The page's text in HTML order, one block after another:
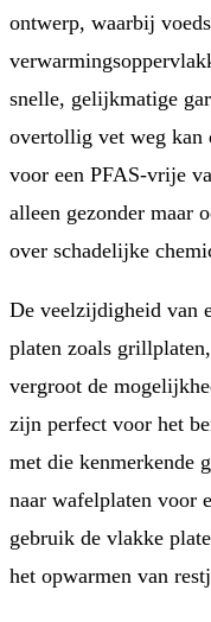
ontwerp, waarbij
snelle, gelijkmatige
overtollig vet weg kan
voor een PFAS-vrije
alleen gezonder maar
over schadelijke
De veelzijdigheid van
platen zoals
vergroot de
zijn perfect voor het
met die kenmerkende
naar wafelplaten voor
gebruik de vlakke
het opwarmen van